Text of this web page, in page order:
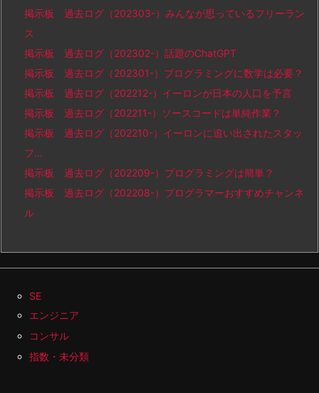
掲示板 過去ログ（202303-）みんなが思っているフリーラン
ス
掲示板 過去ログ（202302-）話題のChatGPT
掲示板 過去ログ（202301-）プログラミングに数学は必要？
掲示板 過去ログ（202212-）イーロンが日本の人口を予言
掲示板 過去ログ（202211-）ソースコードは単純作業？
掲示板 過去ログ（202210-）イーロンに追い出されたスタッ
フ…
掲示板 過去ログ（202209-）プログラミングは簡単？
掲示板 過去ログ（202208-）プログラマーおすすめチャンネ
ル
SE
エンジニア
コンサル
指数・未分類